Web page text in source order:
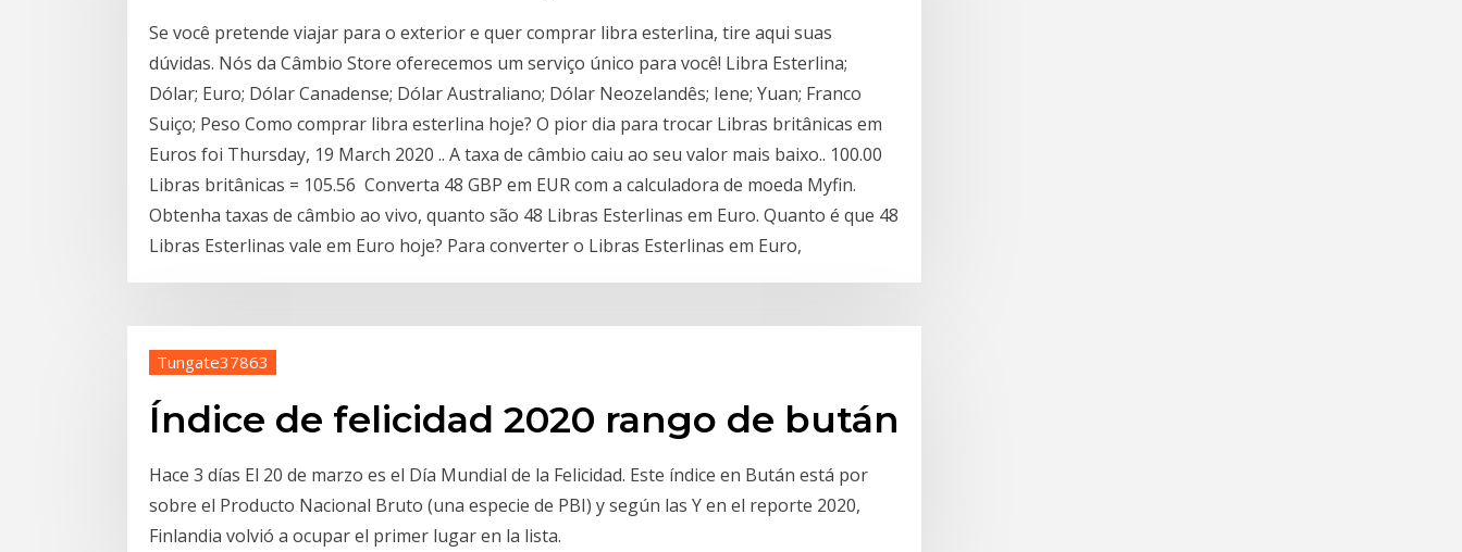
Se você pretende viajar para o exterior e quer comprar libra esterlina, tire aqui suas
dúvidas. Nós da Câmbio Store oferecemos um serviço único para você! Libra Esterlina;
Dólar; Euro; Dólar Canadense; Dólar Australiano; Dólar Neozelandês; Iene; Yuan; Franco
Suiço; Peso Como comprar libra esterlina hoje? O pior dia para trocar Libras britânicas em
Euros foi Thursday, 19 March 2020 .. A taxa de câmbio caiu ao seu valor mais baixo.. 100.00
Libras britânicas = 105.56 Converta 48 GBP em EUR com a calculadora de moeda Myfin.
Obtenha taxas de câmbio ao vivo, quanto são 48 Libras Esterlinas em Euro. Quanto é que 48
Libras Esterlinas vale em Euro hoje? Para converter o Libras Esterlinas em Euro,
Tungate37863
Índice de felicidad 2020 rango de bután
Hace 3 días El 20 de marzo es el Día Mundial de la Felicidad. Este índice en Bután está por
sobre el Producto Nacional Bruto (una especie de PBI) y según las Y en el reporte 2020,
Finlandia volvió a ocupar el primer lugar en la lista.